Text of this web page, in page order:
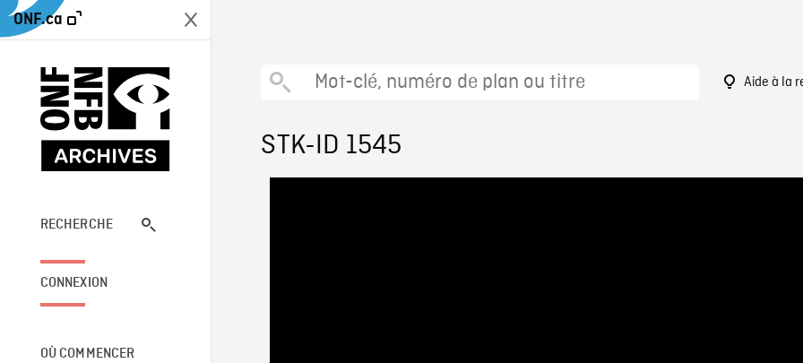
ONF.ca
RECHERCHE
CONNEXION
OÙ COMMENCER
Aide à la
STK-ID 1545